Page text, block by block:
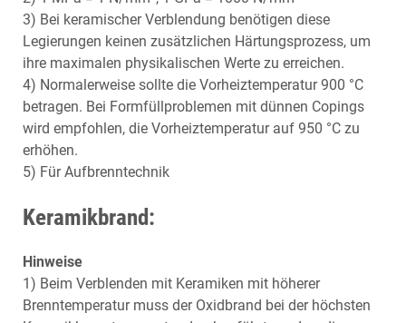
3) Bei keramischer Verblendung benötigen diese
Legierungen keinen zusätzlichen Härtungsprozess, um
ihre maximalen physikalischen Werte zu erreichen.
4) Normalerweise sollte die Vorheiztemperatur 900 °C
betragen. Bei Formfüllproblemen mit dünnen Copings
wird empfohlen, die Vorheiztemperatur auf 950 °C zu
erhöhen.
5) Für Aufbrenntechnik
Keramikbrand:
Hinweise
1) Beim Verblenden mit Keramiken mit höherer
Brenntemperatur muss der Oxidbrand bei der höchsten